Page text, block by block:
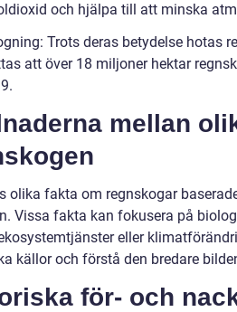
och hjälpa till att minska
Trots deras betydelse hotas
att över 18 miljoner hektar
mellan
olika fakta om regnskogar
Vissa fakta kan fokusera på
eller
källor och förstå den bredare
för- och